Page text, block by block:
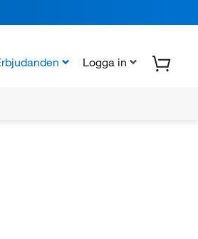
Logga in